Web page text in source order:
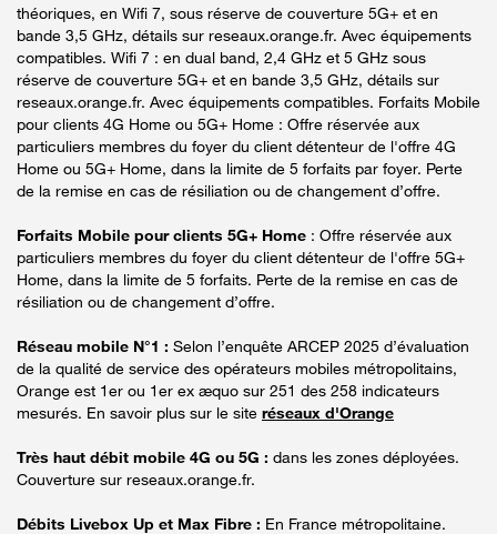
théoriques, en Wifi 7, sous réserve de couverture 5G+ et en
bande 3,5 GHz, détails sur reseaux.orange.fr. Avec équipements
compatibles. Wifi 7 : en dual band, 2,4 GHz et 5 GHz sous
réserve de couverture 5G+ et en bande 3,5 GHz, détails sur
reseaux.orange.fr. Avec équipements compatibles. Forfaits Mobile
pour clients 4G Home ou 5G+ Home : Offre réservée aux
particuliers membres du foyer du client détenteur de l'offre 4G
Home ou 5G+ Home, dans la limite de 5 forfaits par foyer. Perte
de la remise en cas de résiliation ou de changement d’offre.
Forfaits Mobile pour clients 5G+ Home : Offre réservée aux
particuliers membres du foyer du client détenteur de l'offre 5G+
Home, dans la limite de 5 forfaits. Perte de la remise en cas de
résiliation ou de changement d’offre.
Réseau mobile N°1 : Selon l’enquête ARCEP 2025 d’évaluation
de la qualité de service des opérateurs mobiles métropolitains,
Orange est 1er ou 1er ex æquo sur 251 des 258 indicateurs
mesurés. En savoir plus sur le site réseaux d'Orange
Très haut débit mobile 4G ou 5G : dans les zones déployées.
Couverture sur reseaux.orange.fr.
Débits Livebox Up et Max Fibre : En France métropolitaine.